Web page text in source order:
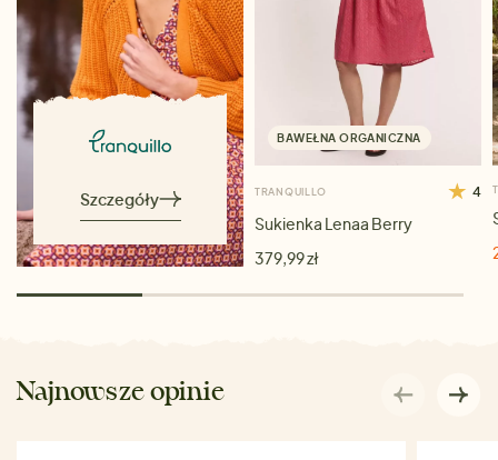
Szczegóły
BAWEŁNA ORGANICZNA
TRANQUILLO 4
Sukienka Lenaa Berry
379,99 zł
Najnowsze opinie